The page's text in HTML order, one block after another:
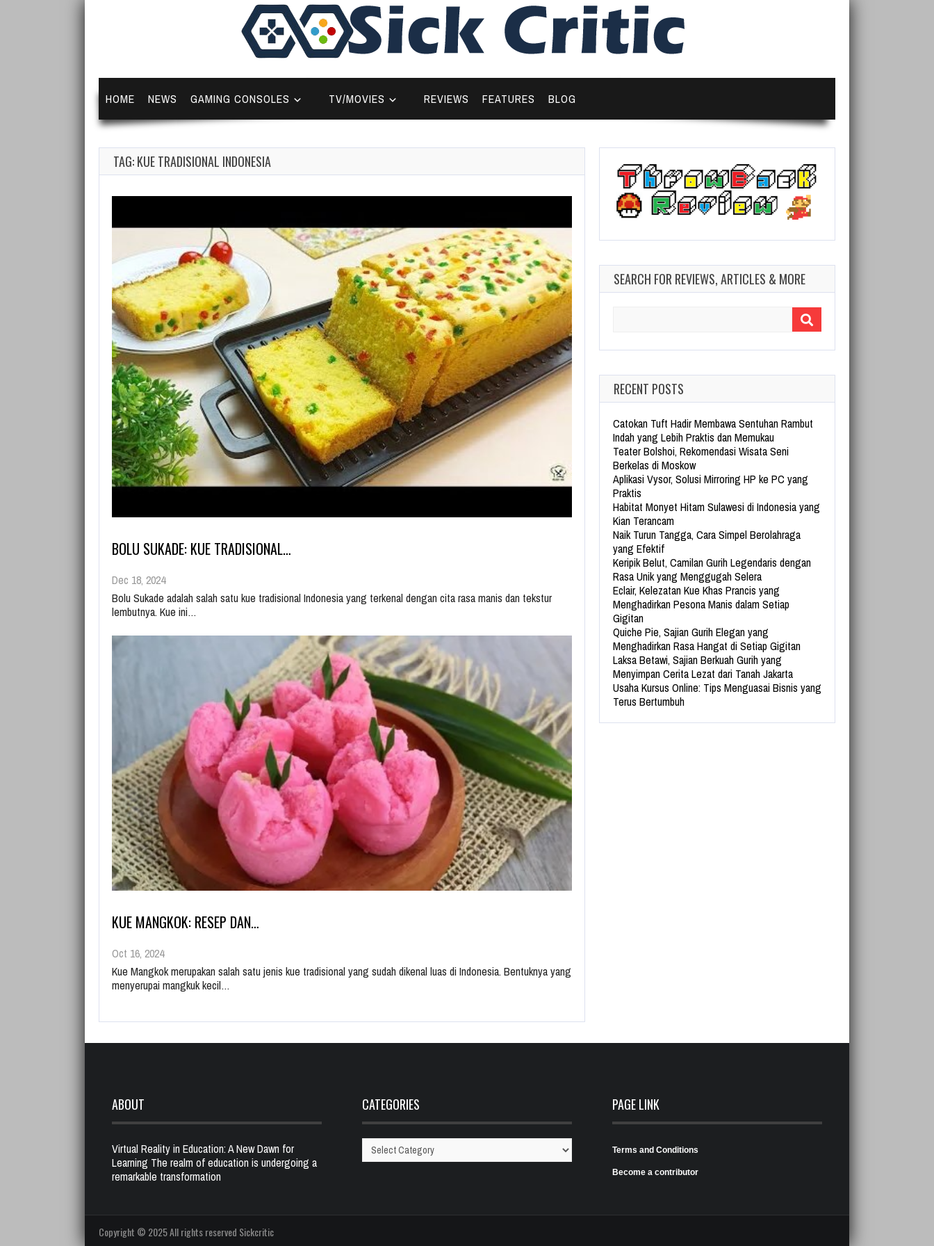
HOME NEWS GAMING CONSOLES TV/MOVIES REVIEWS FEATURES BLOG
TAG: KUE TRADISIONAL INDONESIA
BOLU SUKADE: KUE TRADISIONAL…
Dec 18, 2024
Bolu Sukade adalah salah satu kue tradisional Indonesia yang terkenal dengan cita rasa manis dan tekstur
lembutnya. Kue ini…
KUE MANGKOK: RESEP DAN…
Oct 16, 2024
Kue Mangkok merupakan salah satu jenis kue tradisional yang sudah dikenal luas di Indonesia. Bentuknya yang
menyerupai mangkuk kecil…
SEARCH FOR REVIEWS, ARTICLES & MORE
RECENT POSTS
Catokan Tuft Hadir Membawa Sentuhan Rambut
Indah yang Lebih Praktis dan Memukau
Teater Bolshoi, Rekomendasi Wisata Seni
Berkelas di Moskow
Aplikasi Vysor, Solusi Mirroring HP ke PC yang
Praktis
Habitat Monyet Hitam Sulawesi di Indonesia yang
Kian Terancam
Naik Turun Tangga, Cara Simpel Berolahraga
yang Efektif
Keripik Belut, Camilan Gurih Legendaris dengan
Rasa Unik yang Menggugah Selera
Eclair, Kelezatan Kue Khas Prancis yang
Menghadirkan Pesona Manis dalam Setiap
Gigitan
Quiche Pie, Sajian Gurih Elegan yang
Menghadirkan Rasa Hangat di Setiap Gigitan
Laksa Betawi, Sajian Berkuah Gurih yang
Menyimpan Cerita Lezat dari Tanah Jakarta
Usaha Kursus Online: Tips Menguasai Bisnis yang
Terus Bertumbuh
ABOUT
Virtual Reality in Education: A New Dawn for
Learning The realm of education is undergoing a
remarkable transformation
CATEGORIES
Categories
PAGE LINK
Terms and Conditions
Become a contributor
Copyright © 2025 All rights reserved Sickcritic